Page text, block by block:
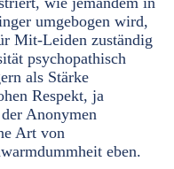
umgebogen wird,
Mit-Leiden zuständig
psychopathisch
als Stärke
Respekt, ja
Anonymen
Art von
eben.